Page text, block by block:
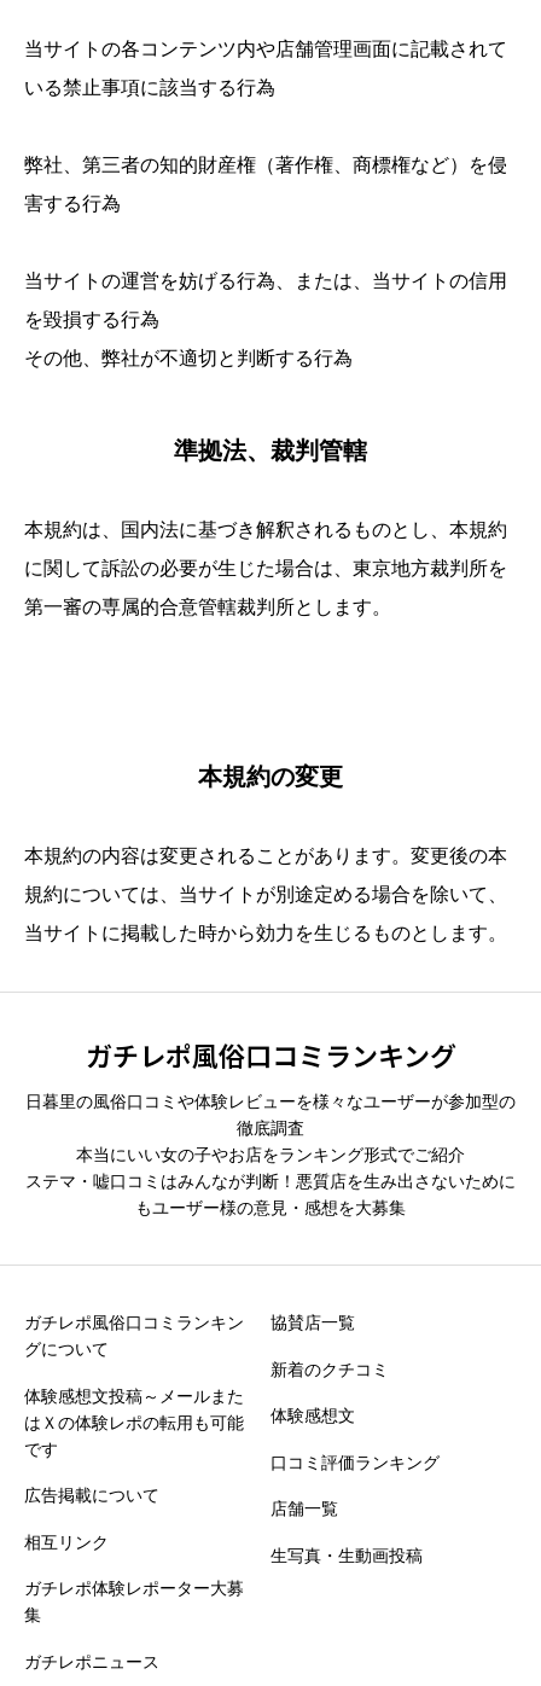
当サイトの各コンテンツ内や店舗管理画面に記載されて
いる禁止事項に該当する行為
弊社、第三者の知的財産権（著作権、商標権など）を侵
害する行為
当サイトの運営を妨げる行為、または、当サイトの信用
を毀損する行為
その他、弊社が不適切と判断する行為
準拠法、裁判管轄
本規約は、国内法に基づき解釈されるものとし、本規約
に関して訴訟の必要が生じた場合は、東京地方裁判所を
第一審の専属的合意管轄裁判所とします。
本規約の変更
本規約の内容は変更されることがあります。変更後の本
規約については、当サイトが別途定める場合を除いて、
当サイトに掲載した時から効力を生じるものとします。
ガチレポ風俗口コミランキング
日暮里の風俗口コミや体験レビューを様々なユーザーが参加型の
徹底調査
本当にいい女の子やお店をランキング形式でご紹介
ステマ・嘘口コミはみんなが判断！悪質店を生み出さないために
もユーザー様の意見・感想を大募集
ガチレポ風俗口コミランキン
グについて
体験感想文投稿～メールまた
はＸの体験レポの転用も可能
です
広告掲載について
相互リンク
ガチレポ体験レポーター大募
集
ガチレポニュース
協賛店一覧
新着のクチコミ
体験感想文
口コミ評価ランキング
店舗一覧
生写真・生動画投稿